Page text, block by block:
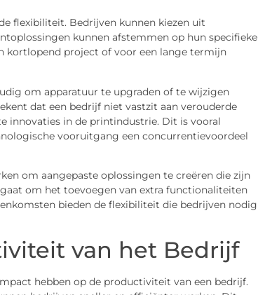
flexibiliteit. Bedrijven kunnen kiezen uit
kunnen afstemmen op hun specifieke
kortlopend project of voor een lange termijn
om apparatuur te upgraden of te wijzigen
dat een bedrijf niet vastzit aan verouderde
innovaties in de printindustrie. Dit is vooral
vooruitgang een concurrentievoordeel
om aangepaste oplossingen te creëren die zijn
om het toevoegen van extra functionaliteiten
bieden de flexibiliteit die bedrijven nodig
van het Bedrijf
hebben op de productiviteit van een bedrijf.